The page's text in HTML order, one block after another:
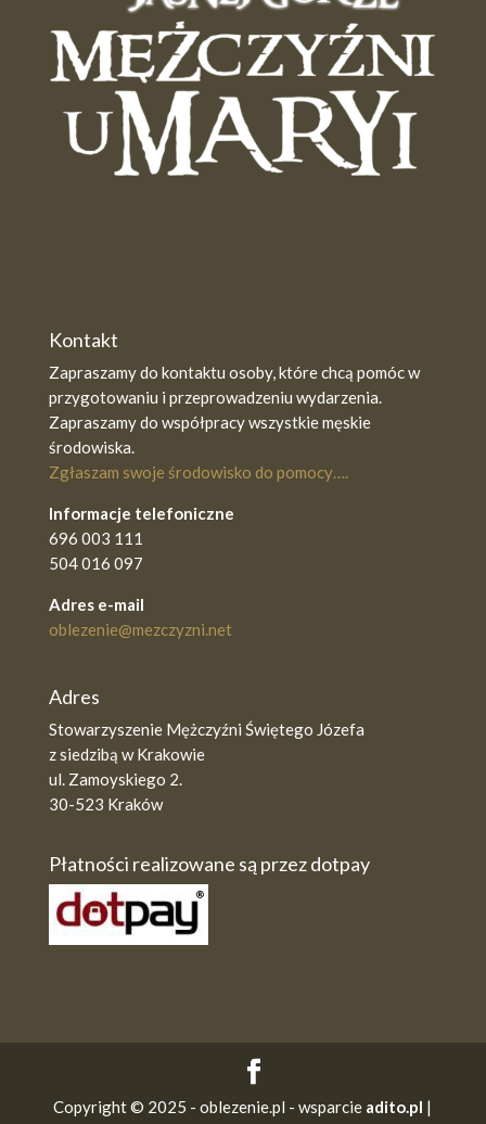
Kontakt
Zapraszamy do kontaktu osoby, które chcą pomóc w
przygotowaniu i przeprowadzeniu wydarzenia.
Zapraszamy do współpracy wszystkie męskie
środowiska.
Zgłaszam swoje środowisko do pomocy….
Informacje telefoniczne
696 003 111
504 016 097
Adres e-mail
oblezenie@mezczyzni.net
Adres
Stowarzyszenie Mężczyźni Świętego Józefa
z siedzibą w Krakowie
ul. Zamoyskiego 2.
30-523 Kraków
Płatności realizowane są przez dotpay
Copyright © 2025 - oblezenie.pl - wsparcie adito.pl |